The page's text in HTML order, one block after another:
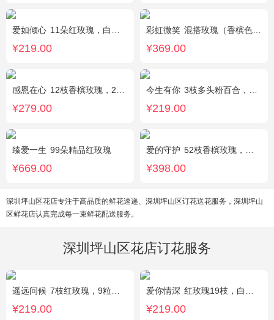
爱如倾心 11朵红玫瑰，白色满天星间插，一条灯带，一对小熊、黄莺或尤加利叶搭配
¥219.00
彩虹微笑 混搭玫瑰（香槟色，紫色，白色，戴安娜粉色）共52朵，相思梅、桔梗配花
¥369.00
感恩在心 12枝香槟玫瑰，2枝向日葵，搭配白色满天星、尤加利叶
¥279.00
今生有你 3枝多头粉百合，5枝红玫瑰，点缀情人草叶材作成精美的 花瓶花插
¥219.00
臻爱一生 99朵精品红玫瑰
¥669.00
爱的守护 52枝香槟玫瑰，外围桔梗
¥398.00
深圳坪山区花店专注于高品质的鲜花速递、深圳坪山区订花送花服务，深圳坪山
区鲜花店认真完成每一束鲜花配送服务。
深圳坪山区花店订花服务
遥远问候 7枝红玫瑰，9粒巧克力，2只可爱小熊，满天星、绿叶周围点缀；巧克力选择高端品牌（德芙、金莎、费列罗等），具体以当地市场为准，小熊以实物为准。
¥219.00
爱你情深 红玫瑰19枝，白色相思梅、栀子叶搭配
¥219.00